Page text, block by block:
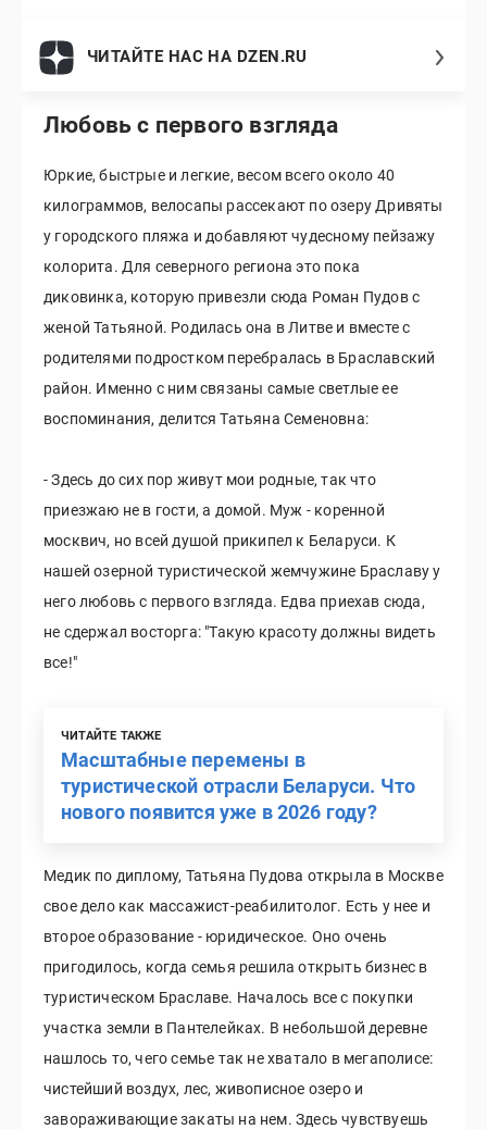
ЧИТАЙТЕ НАС НА DZEN.RU
Любовь с первого взгляда
Юркие, быстрые и легкие, весом всего около 40
килограммов, велосапы рассекают по озеру Дривяты
у городского пляжа и добавляют чудесному пейзажу
колорита. Для северного региона это пока
диковинка, которую привезли сюда Роман Пудов с
женой Татьяной. Родилась она в Литве и вместе с
родителями подростком перебралась в Браславский
район. Именно с ним связаны самые светлые ее
воспоминания, делится Татьяна Семеновна:
- Здесь до сих пор живут мои родные, так что
приезжаю не в гости, а домой. Муж - коренной
москвич, но всей душой прикипел к Беларуси. К
нашей озерной туристической жемчужине Браславу у
него любовь с первого взгляда. Едва приехав сюда,
не сдержал восторга: "Такую красоту должны видеть
все!"
ЧИТАЙТЕ ТАКЖЕ
Масштабные перемены в
туристической отрасли Беларуси. Что
нового появится уже в 2026 году?
Медик по диплому, Татьяна Пудова открыла в Москве
свое дело как массажист-реабилитолог. Есть у нее и
второе образование - юридическое. Оно очень
пригодилось, когда семья решила открыть бизнес в
туристическом Браславе. Началось все с покупки
участка земли в Пантелейках. В небольшой деревне
нашлось то, чего семье так не хватало в мегаполисе:
чистейший воздух, лес, живописное озеро и
завораживающие закаты на нем. Здесь чувствуешь